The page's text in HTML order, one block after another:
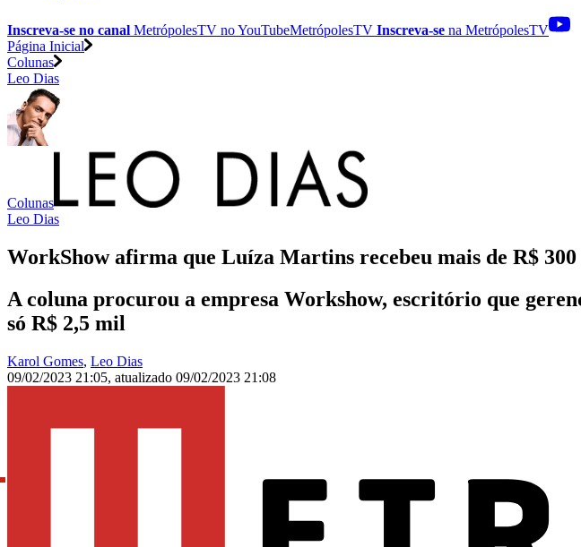
Inscreva-se no canal MetrópolesTV noYouTubeMetrópolesTV Inscreva-se na MetrópolesTV
Página Inicial
Colunas
Leo Dias
Colunas
Leo Dias
WorkShow afirma que Luíza Martins recebeu mais de R$
A coluna procurou a empresa Workshow, escritório que
só R$ 2,5 mil
Karol Gomes, Leo Dias
09/02/2023 21:05, atualizado 09/02/2023 21:08